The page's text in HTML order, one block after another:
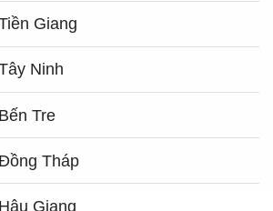
Giang
Ninh
Tre
Tháp
Giang